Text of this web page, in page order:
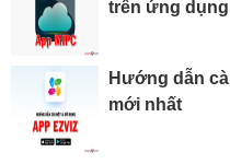
trên ứng dụng
Hướng dẫn
mới nhất